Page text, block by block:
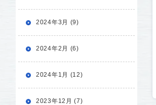
2024年3月 (9)
2024年2月 (6)
2024年1月 (12)
2023年12月 (7)